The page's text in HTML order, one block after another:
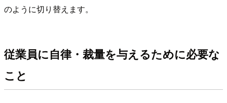
のように切り替えます。
従業員に自律・裁量を与えるために必要な
こと